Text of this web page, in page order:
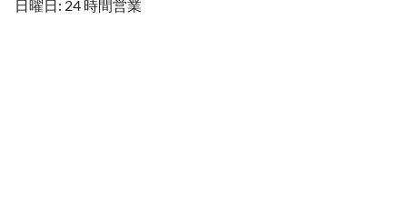
日曜日: 24 時間営業